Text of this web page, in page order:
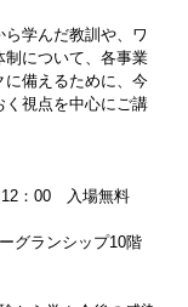
学んだ教訓や、ワ
制について、各事業
に備えるために、今
く視点を中心にご講
：00 入場無料
グランシップ10階